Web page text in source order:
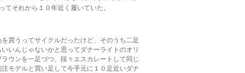
それから１０年近く履いていた。
買うってサイクルだったけど、そのうち二足
いんじゃないかと思ってダナーライトのオリ
ウンを一足づつ、段々エスカレートして同じ
モデルと買い足して今手元に１０足近いダナ